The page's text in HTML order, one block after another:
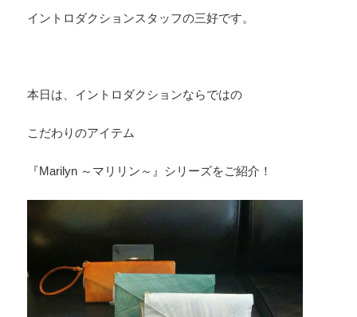
イントロダクションスタッフの三好です。
本日は、イントロダクションならではの
こだわりのアイテム
『Marilyn ～マリリン～』シリーズをご紹介！